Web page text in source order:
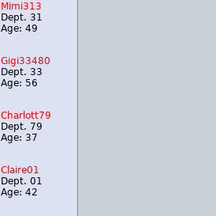
Mimi313
Dept. 31
Age: 49
Gigi33480
Dept. 33
Age: 56
Charlott79
Dept. 79
Age: 37
Claire01
Dept. 01
Age: 42